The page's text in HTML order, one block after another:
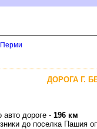
ДОРОГА Г.
авто дороге - 196 км
до поселка Пашия